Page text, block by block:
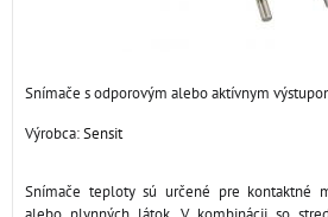
Snímače s odporovým alebo aktívnym
Výrobca:Sensit
Snímače teploty sú určené pre kontaktné